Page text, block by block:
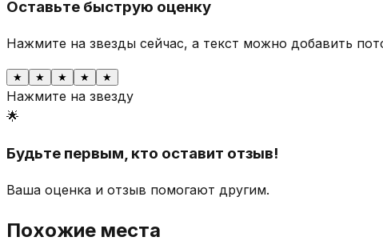
Оставьте быструю оценку
Нажмите на звезды сейчас, а текст можно добавить
★ ★ ★ ★ ★
Нажмите на звезду
🌟
Будьте первым, кто оставит отзыв!
Ваша оценка и отзыв помогают другим.
Похожие места